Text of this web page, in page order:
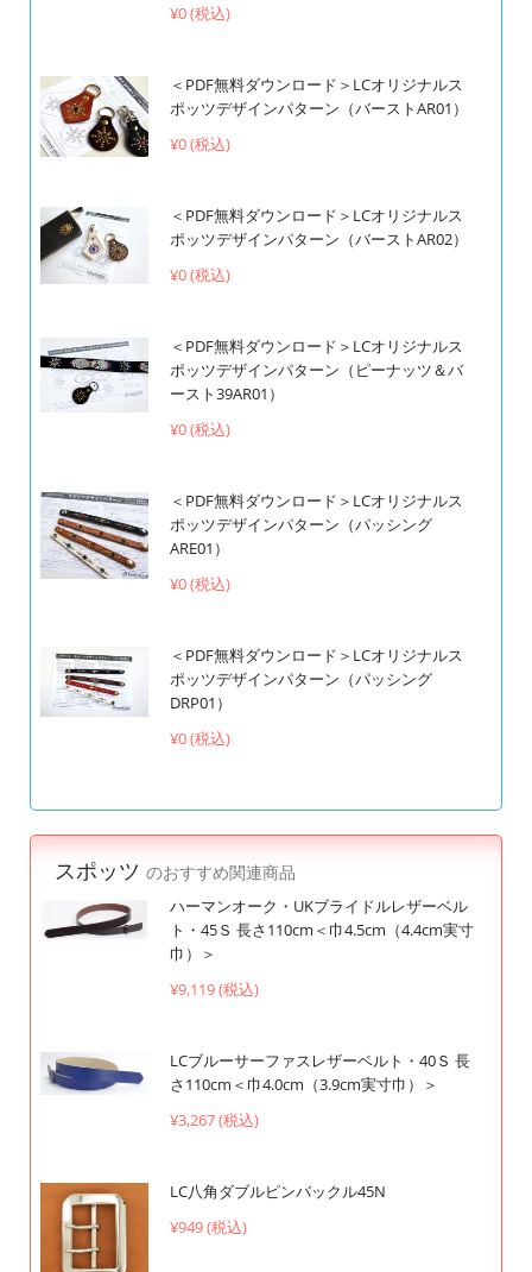
¥0 (税込)
＜PDF無料ダウンロード＞LCオリジナルス
ポッツデザインパターン（バーストAR01）
¥0 (税込)
＜PDF無料ダウンロード＞LCオリジナルス
ポッツデザインパターン（バーストAR02）
¥0 (税込)
＜PDF無料ダウンロード＞LCオリジナルス
ポッツデザインパターン（ピーナッツ＆バ
ースト39AR01）
¥0 (税込)
＜PDF無料ダウンロード＞LCオリジナルス
ポッツデザインパターン（パッシング
ARE01）
¥0 (税込)
＜PDF無料ダウンロード＞LCオリジナルス
ポッツデザインパターン（パッシング
DRP01）
¥0 (税込)
スポッツ のおすすめ関連商品
ハーマンオーク・UKブライドルレザーベル
ト・45Ｓ 長さ110cm＜巾4.5cm（4.4cm実寸
巾）＞
¥9,119 (税込)
LCブルーサーファスレザーベルト・40Ｓ 長
さ110cm＜巾4.0cm（3.9cm実寸巾）＞
¥3,267 (税込)
LC八角ダブルピンバックル45N
¥949 (税込)